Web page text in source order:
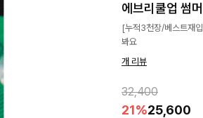
에브리쿨업 썸
[누적3천장/베스트재
봐요
개 리뷰
32,400
21%25,600